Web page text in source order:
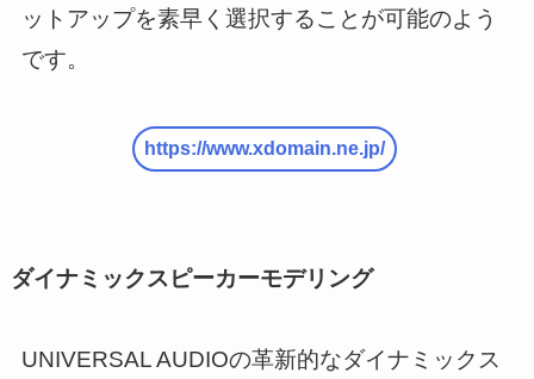
ットアップを素早く選択することが可能のよう
です。
https://www.xdomain.ne.jp/
ダイナミックスピーカーモデリング
UNIVERSAL AUDIOの革新的なダイナミックス